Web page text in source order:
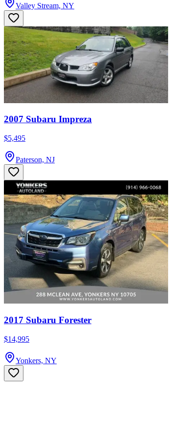
Valley Stream, NY
2007 Subaru Impreza
$5,495
Paterson, NJ
2017 Subaru Forester
$14,995
Yonkers, NY